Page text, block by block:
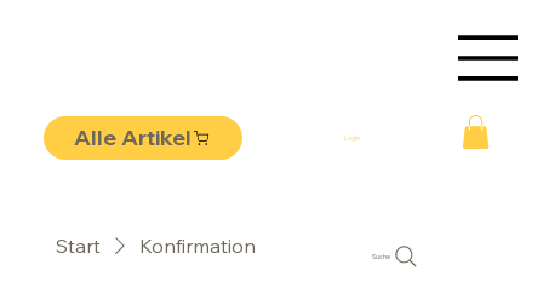
Alle Artikel Login
Start Konfirmation Suche